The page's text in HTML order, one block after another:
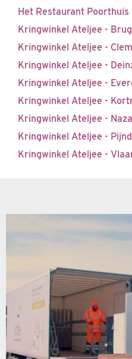
Het Restaurant Poorthuis
Kringwinkel Ateljee -
Kringwinkel Ateljee -
Kringwinkel Ateljee -
Kringwinkel Ateljee -
Kringwinkel Ateljee -
Kringwinkel Ateljee -
Kringwinkel Ateljee -
Kringwinkel Ateljee -